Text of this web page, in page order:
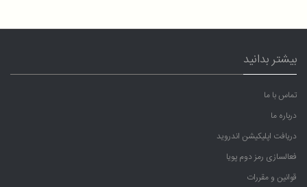
بیشتر بدانید
تماس با ما
درباره ما
دریافت اپلیکیشن اندروید
فعالسازی رمز دوم پویا
قوانین و مقررات